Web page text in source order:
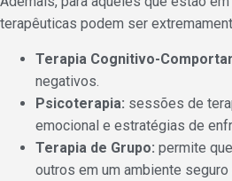
terapêuticas podem ser
Terapia Cognitivo-
negativos.
Psicoterapia: sessões de
emocional e estratégias de
Terapia de Grupo: permite
outros em um ambiente seguro